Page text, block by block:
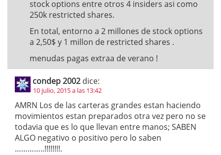
stock options entre otros 4 insiders asi como
250k restricted shares.
En total, entorno a 2 millones de stock options
a 2,50$ y 1 millon de restricted shares .
menudas pagas extraa de verano !
condep 2002 dice:
10 julio, 2015 a las 13:42
AMRN Los de las carteras grandes estan haciendo
movimientos estan preparados otra vez pero no se
todavia que es lo que llevan entre manos; SABEN
ALGO negativo o positivo pero lo saben
…………..!!!!!!!!.